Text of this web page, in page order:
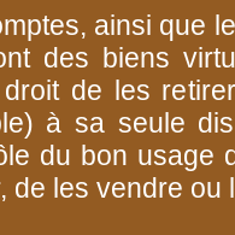
ainsi que
des biens
de les
à sa seule
du bon usage
de les vendre